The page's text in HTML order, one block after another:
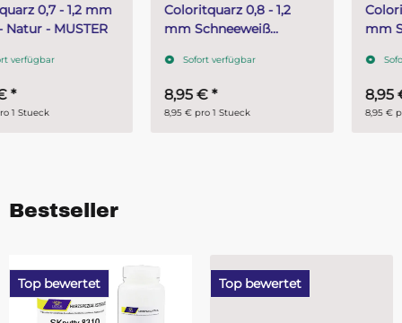
Coloritquarz 0,8 - 1,2
mm Schneeweiß
Sofort verfügbar
8,95 € pro 1 Stueck
Coloritquarz 0,8 - 1,2
mm Sandstein MUSTER
Sofort verfügbar
8,95 € pro 1 Stueck
Bestseller
Top bewertet Top bewertet